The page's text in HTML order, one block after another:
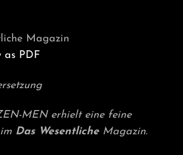
Magazin
as PDF
MEN erhielt eine feine
Das WesentlicheMagazin.